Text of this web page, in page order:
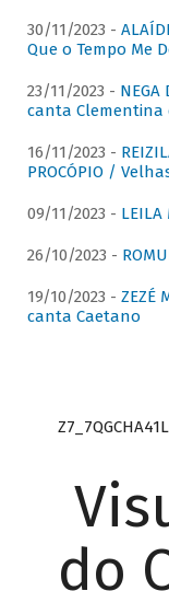
30/11/2023 -
Que o Tempo Me
23/11/2023 -
canta Clementina
16/11/2023 -
PROCÓPIO /
09/11/2023 -
26/10/2023 -
19/10/2023 - ZEZÉ
canta Caetano
do